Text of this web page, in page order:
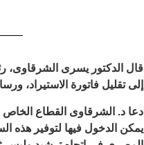
قال الدكتور يسرى الشرقاوى،
إلى تقليل فاتورة الاستيراد،
دعا د. الشرقاوى القطاع الخاص
يمكن الدخول فيها لتوفير هذه